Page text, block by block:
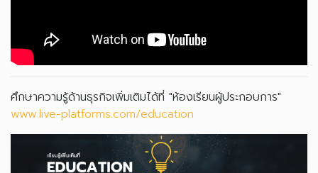
ศึกษาความรู้ด้านธุรกิจเพิ่มเติมได้ที่ "ห้องเรียนผู้ประกอบการ"
www.live-platforms.com/education